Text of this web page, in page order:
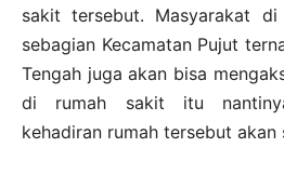
sakit tersebut. Masyarakat di
sebagian Kecamatan Pujut
Tengah juga akan bisa
di rumah sakit itu
kehadiran rumah tersebut akan